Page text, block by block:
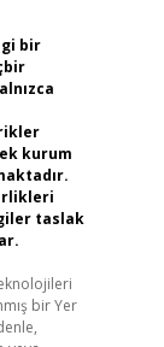
bir
kurum
taslak
bir Yer